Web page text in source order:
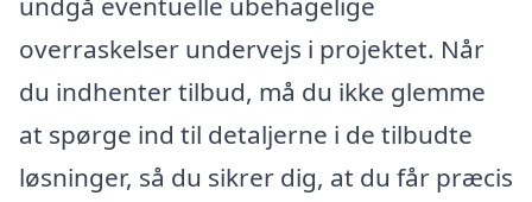
overraskelser undervejs i projektet. Når
du indhenter tilbud, må du ikke glemme
at spørge ind til detaljerne i de tilbudte
løsninger, så du sikrer dig, at du får præcis